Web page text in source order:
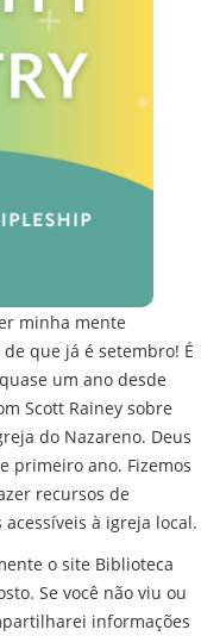
minha mente
que já é setembro! É
um ano desde
Scott Rainey sobre
do Nazareno. Deus
primeiro ano. Fizemos
recursos de
à igreja local.
o site Biblioteca
Se você não viu ou
informações